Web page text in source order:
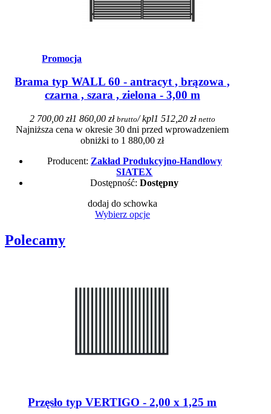
Promocja
Brama typ WALL 60 - antracyt , brązowa ,
czarna , szara , zielona - 3,00 m
2 700,00 zł1 860,00 zł brutto/ kpl1 512,20 zł netto
Najniższa cena w okresie 30 dni przed wprowadzeniem
obniżki to 1 880,00 zł
Producent: Zakład Produkcyjno-Handlowy
SIATEX
Dostępność:Dostępny
dodaj do schowka
Wybierz opcje
Polecamy
Przęsło typ VERTIGO - 2,00 x 1,25 m